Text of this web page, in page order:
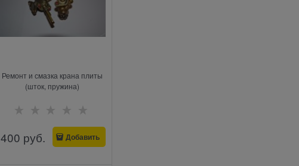
Ремонт и смазка крана плиты
(шток, пружина)
400 руб. Добавить